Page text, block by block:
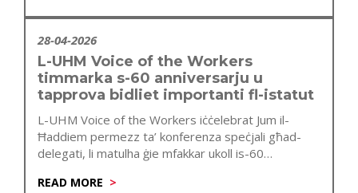
28-04-2026
L-UHM Voice of the Workers
timmarka s-60 anniversarju u
tapprova bidliet importanti fl-istatut
L-UHM Voice of the Workers iċċelebrat Jum il-
Ħaddiem permezz ta’ konferenza speċjali għad-
delegati, li matulha ġie mfakkar ukoll is-60
READ MORE